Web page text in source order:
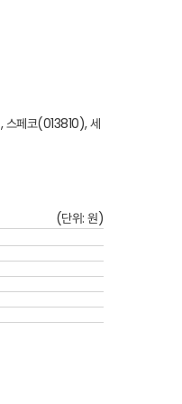
,스페코(013810),세
(단위: 원)